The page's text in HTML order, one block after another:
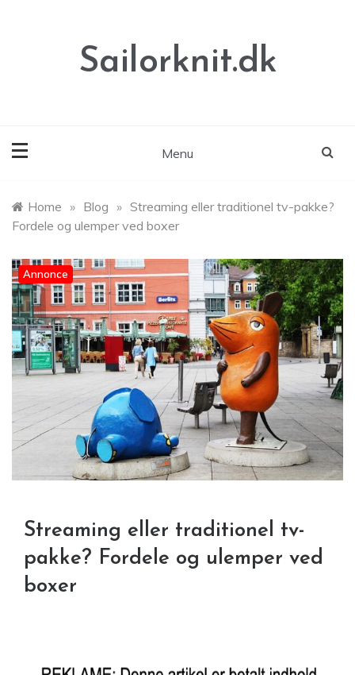
Sailorknit.dk
Menu
Home » Blog » Streaming eller traditionel tv-pakke?
Fordele og ulemper ved boxer
Annonce
Streaming eller traditionel tv-
pakke? Fordele og ulemper ved
boxer